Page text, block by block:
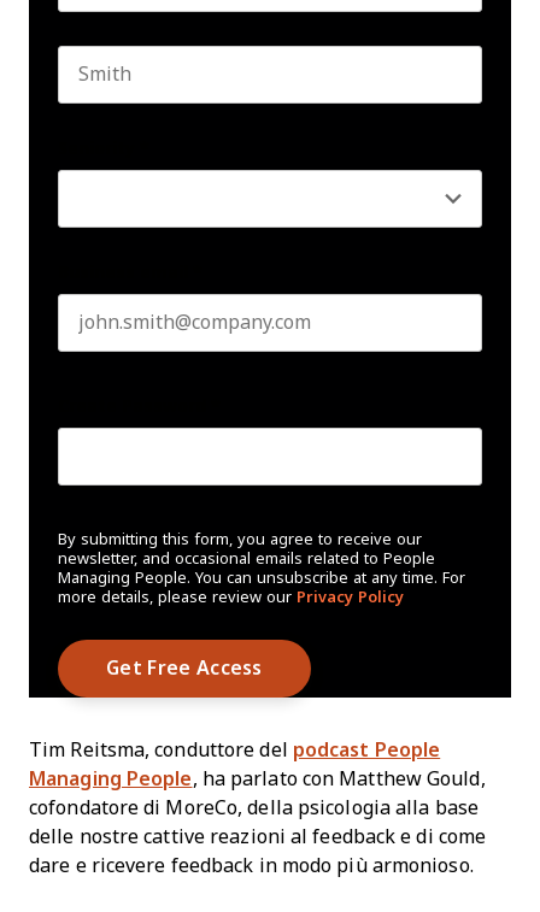
By submitting this form, you agree to receive our
newsletter, and occasional emails related to People
Managing People. You can unsubscribe at any time. For
more details, please review our Privacy Policy
Tim Reitsma, conduttore del podcast People
Managing People, ha parlato con Matthew Gould,
cofondatore di MoreCo, della psicologia alla base
delle nostre cattive reazioni al feedback e di come
dare e ricevere feedback in modo più armonioso.